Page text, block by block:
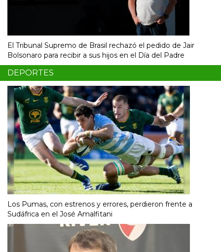
El Tribunal Supremo de Brasil rechazó el pedido de Jair
Bolsonaro para recibir a sus hijos en el Día del Padre
DEPORTES
Los Pumas, con estrenos y errores, perdieron frente a
Sudáfrica en el José Amalfitani